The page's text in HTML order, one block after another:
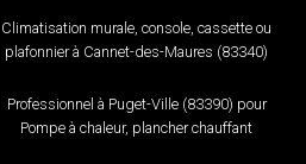
Climatisation murale, console, cassette ou
plafonnier à Cannet-des-Maures (83340)
Professionnel à Puget-Ville (83390) pour
Pompe à chaleur, plancher chauffant